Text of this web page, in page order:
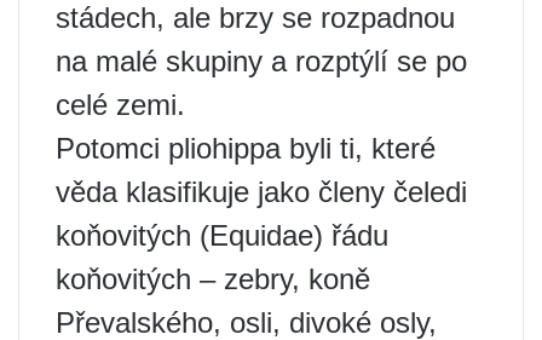
stádech, ale brzy se rozpadnou
na malé skupiny a rozptýlí se po
celé zemi.
Potomci pliohippa byli ti, které
věda klasifikuje jako členy čeledi
koňovitých (Equidae) řádu
koňovitých – zebry, koně
Převalského, osli, divoké osly,